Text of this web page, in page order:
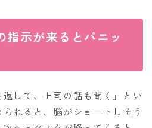
指示が来るとパニッ
返して、上司の話も聞く」とい
れると、脳がショートしそう